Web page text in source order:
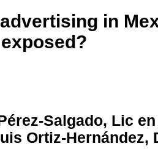
in
Salgado, Lic
Ortiz-Hernández,